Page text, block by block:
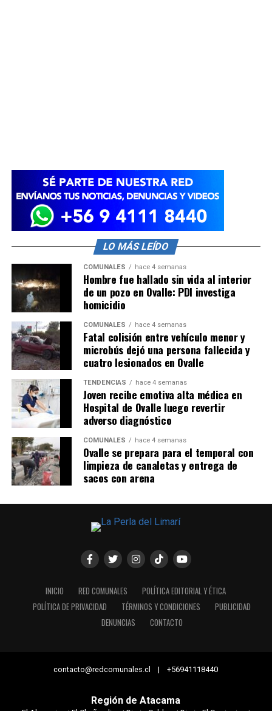
LO MÁS LEÍDO
COMUNALES hace 4 semanas
Hombre fue hallado sin vida al interior
de un pozo en Ovalle: PDI investiga
homicidio
COMUNALES hace 4 semanas
Fatal colisión entre vehículo menor y
microbús dejó una persona fallecida y
cuatro lesionados en Ovalle
TENDENCIAS hace 4 semanas
Joven recibe emotiva alta médica en
Hospital de Ovalle luego revertir
adverso diagnóstico
COMUNALES hace 4 semanas
Ovalle se prepara para el temporal con
limpieza de canaletas y entrega de
sacos con arena
INICIO RED COMUNALES
POLÍTICA EDITORIAL Y ÉTICA
POLÍTICA DE PRIVACIDAD
TÉRMINOS Y CONDICIONES
PUBLICIDAD
DENUNCIAS
CONTACTO
contacto@redcomunales.cl | +56941118440
Región de Atacama